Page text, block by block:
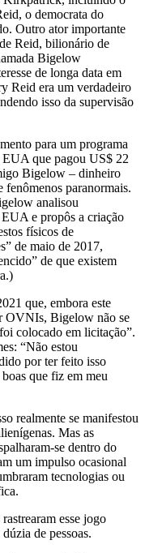
o democrata do
Outro ator importante
Reid, bilionário de
Bigelow
de longa data em
Reid era um verdadeiro
isso da supervisão
para um programa
que pagou US$ 22
Bigelow – dinheiro
fenômenos paranormais.
analisou
e propôs a criação
físicos de
de maio de 2017,
de que existem
que, embora este
OVNIs, Bigelow não se
colocado em licitação”.
“Não estou
por ter feito isso
que fiz em meu
realmente se manifestou
Mas as
se dentro do
um impulso ocasional
tecnologias ou
esse jogo
de pessoas.